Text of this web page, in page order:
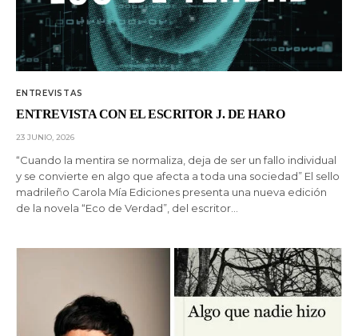
ENTREVISTAS
ENTREVISTA CON EL ESCRITOR J. DE HARO
23 JUNIO, 2026
“Cuando la mentira se normaliza, deja de ser un fallo individual
y se convierte en algo que afecta a toda una sociedad” El sello
madrileño Carola Mía Ediciones presenta una nueva edición
de la novela “Eco de Verdad”, del escritor…